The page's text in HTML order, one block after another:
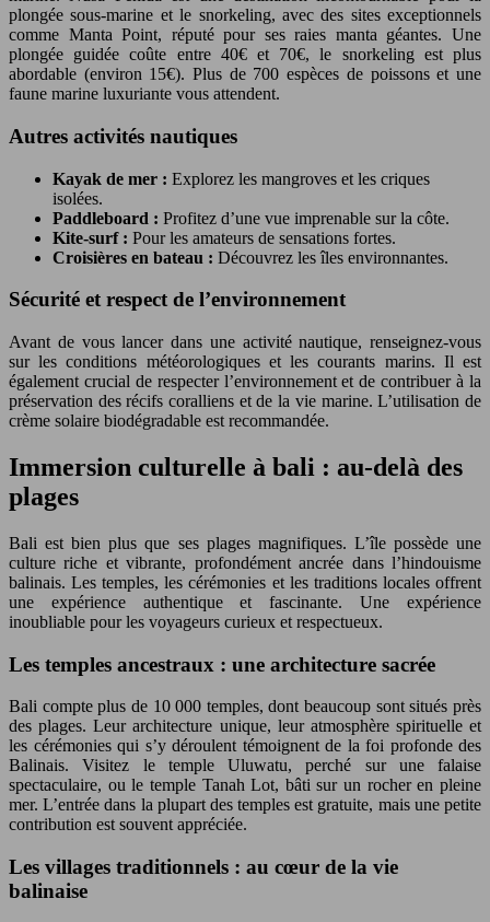
plongée sous-marine et le snorkeling, avec des sites exceptionnels
comme Manta Point, réputé pour ses raies manta géantes. Une
plongée guidée coûte entre 40€ et 70€, le snorkeling est plus
abordable (environ 15€). Plus de 700 espèces de poissons et une
faune marine luxuriante vous attendent.
Autres activités nautiques
Kayak de mer : Explorez les mangroves et les criques
isolées.
Paddleboard : Profitez d’une vue imprenable sur la côte.
Kite-surf : Pour les amateurs de sensations fortes.
Croisières en bateau : Découvrez les îles environnantes.
Sécurité et respect de l’environnement
Avant de vous lancer dans une activité nautique, renseignez-vous
sur les conditions météorologiques et les courants marins. Il est
également crucial de respecter l’environnement et de contribuer à la
préservation des récifs coralliens et de la vie marine. L’utilisation de
crème solaire biodégradable est recommandée.
Immersion culturelle à bali : au-delà des
plages
Bali est bien plus que ses plages magnifiques. L’île possède une
culture riche et vibrante, profondément ancrée dans l’hindouisme
balinais. Les temples, les cérémonies et les traditions locales offrent
une expérience authentique et fascinante. Une expérience
inoubliable pour les voyageurs curieux et respectueux.
Les temples ancestraux : une architecture sacrée
Bali compte plus de 10 000 temples, dont beaucoup sont situés près
des plages. Leur architecture unique, leur atmosphère spirituelle et
les cérémonies qui s’y déroulent témoignent de la foi profonde des
Balinais. Visitez le temple Uluwatu, perché sur une falaise
spectaculaire, ou le temple Tanah Lot, bâti sur un rocher en pleine
mer. L’entrée dans la plupart des temples est gratuite, mais une petite
contribution est souvent appréciée.
Les villages traditionnels : au cœur de la vie
balinaise